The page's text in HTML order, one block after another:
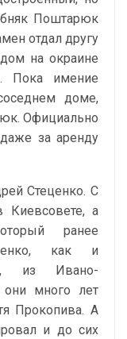
Поштарюк
отдал другу
на окраине
Пока имение
доме,
Официально
за аренду
Стеценко. С
Киевсовете, а
ранее
как и
из Ивано-
много лет
Прокопива. А
и до сих